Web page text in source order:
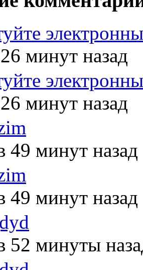
минут назад
минут назад
49 минут назад
49 минут назад
52 минуты